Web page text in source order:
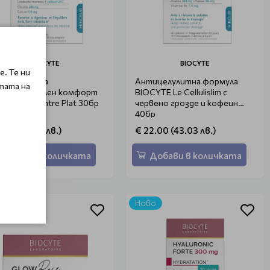
BIOCYTE
за
комфорт
Le Ventre Plat 30бр
(41.07 лв.)
Добави в количката
BIOCYTE
Антицелулитна формула
BIOCYTE Le Cellulislim с
червено грозде и кофеин
40бр
€ 22.00 (43.03 лв.)
Добави в количката
Ново
Те ни
на